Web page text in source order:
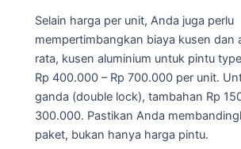
Selain harga per unit, Anda juga perlu
mempertimbangkan biaya kusen dan
rata, kusen aluminium untuk pintu
Rp 400.000 – Rp 700.000 per unit.
ganda (double lock), tambahan Rp
300.000. Pastikan Anda
paket, bukan hanya harga pintu.